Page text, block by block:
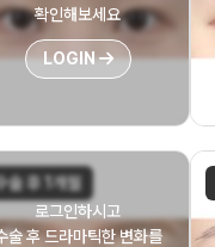
확인해보세요
LOGIN
술 후 1개월
로그인하시고
술 후 드라마틱한 변화를